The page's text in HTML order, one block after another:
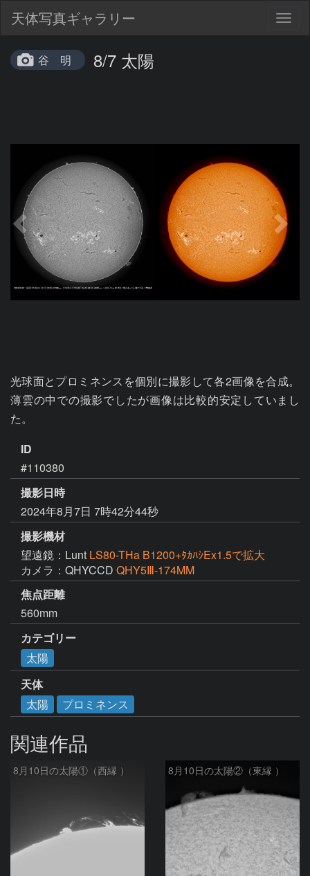
天体写真ギャラリー
谷 明 8/7 太陽
光球面とプロミネンスを個別に撮影して各2画像を合成。
薄雲の中での撮影でしたが画像は比較的安定していまし
た。
ID
#110380
撮影日時
2024年8月7日 7時42分44秒
撮影機材
望遠鏡：Lunt LS80-THa B1200+ﾀｶﾊｼEx1.5で拡大
カメラ：QHYCCD QHY5Ⅲ-174MM
焦点距離
560mm
カテゴリー
太陽
天体
太陽
プロミネンス
関連作品
8月10日の太陽①（西縁 ） 8月10日の太陽②（東縁 ）